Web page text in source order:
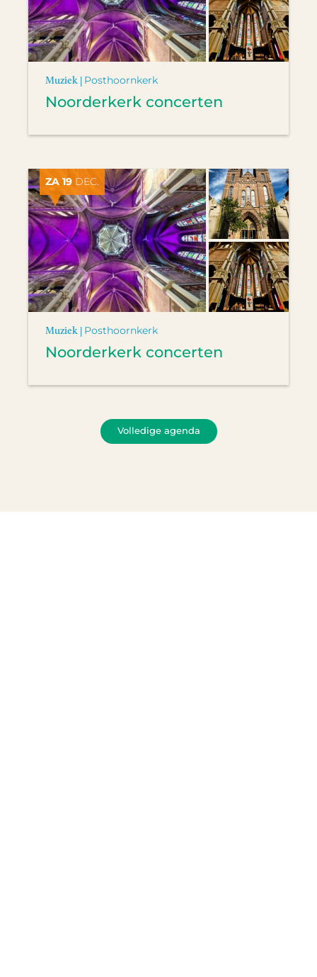
Muziek | Posthoornkerk
Noorderkerk concerten
ZA 19 DEC.
Muziek | Posthoornkerk
Noorderkerk concerten
Volledige agenda